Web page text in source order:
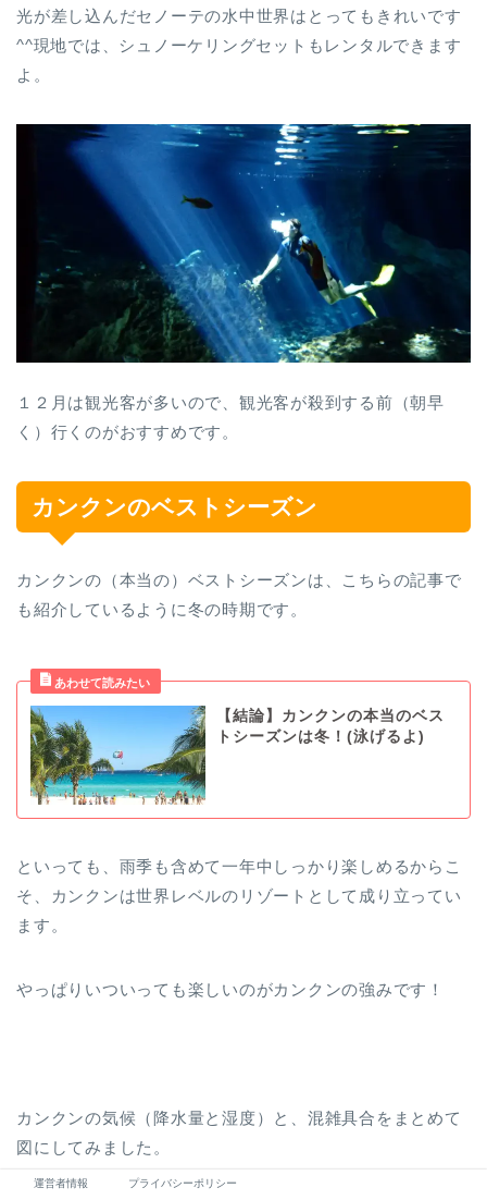
光が差し込んだセノーテの水中世界はとってもきれいです
^^現地では、シュノーケリングセットもレンタルできます
よ。
１２月は観光客が多いので、観光客が殺到する前（朝早
く）行くのがおすすめです。
カンクンのベストシーズン
カンクンの（本当の）ベストシーズンは、こちらの記事で
も紹介しているように冬の時期です。
【結論】カンクンの本当のベス
トシーズンは冬！(泳げるよ)
といっても、雨季も含めて一年中しっかり楽しめるからこ
そ、カンクンは世界レベルのリゾートとして成り立ってい
ます。
やっぱりいついっても楽しいのがカンクンの強みです！
カンクンの気候（降水量と湿度）と、混雑具合をまとめて
図にしてみました。
運営者情報 プライバシーポリシー